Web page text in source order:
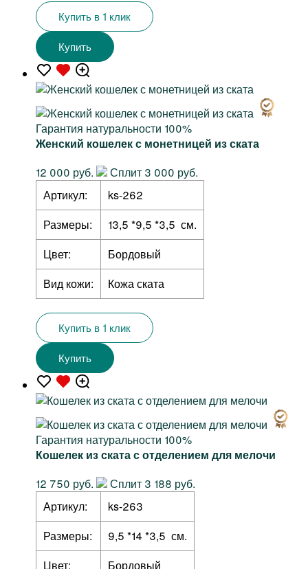
Купить в 1 клик
Купить
Гарантия натуральности 100%
Женский кошелек с монетницей из ската
12 000 руб.
Сплит 3 000 руб.
Артикул:
ks-262
Размеры:
13,5 *9,5 *3,5 см.
Цвет:
Бордовый
Вид кожи:
Кожа ската
Купить в 1 клик
Купить
Гарантия натуральности 100%
Кошелек из ската с отделением для мелочи
12 750 руб.
Сплит 3 188 руб.
Артикул:
ks-263
Размеры:
9,5 *14 *3,5 см.
Цвет:
Бордовый